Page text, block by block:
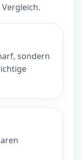
sondern